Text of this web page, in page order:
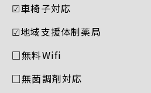
☑︎車椅子対応
☑︎地域支援体制薬局
□無料Wifi
□無菌調剤対応